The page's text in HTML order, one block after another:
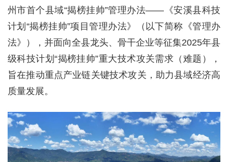
州市首个县域“揭榜挂帅”管理办法——《安溪县科技
计划“揭榜挂帅”项目管理办法》（以下简称《管理办
法》），并面向全县龙头、骨干企业等征集2025年县
级科技计划“揭榜挂帅”重大技术攻关需求（难题），
旨在推动重点产业链关键技术攻关，助力县域经济高
质量发展。